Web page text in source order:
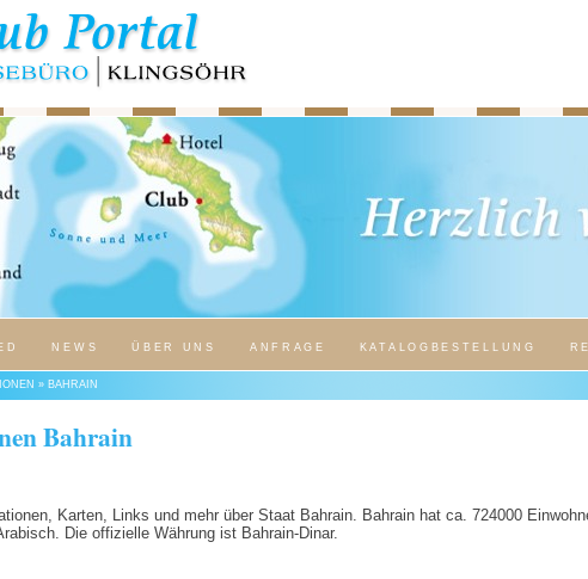
NEWS ÜBER UNS ANFRAGE KATALOGBESTELLUNG
» BAHRAIN
Bahrain
Karten, Links und mehr über Staat Bahrain. Bahrain hat ca. 724000
Die offizielle Währung ist Bahrain-Dinar.